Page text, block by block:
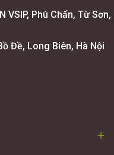
VSIP, Phù Chẩn, Từ Sơn,
Đề, Long Biên, Hà Nội